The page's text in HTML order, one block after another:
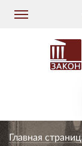
Главная